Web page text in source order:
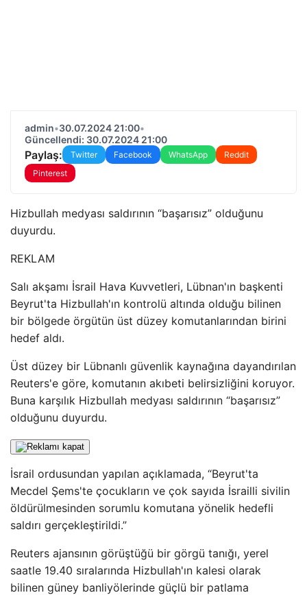
admin•30.07.2024 21:00•
Güncellendi: 30.07.2024 21:00
Paylaş: Twitter Facebook WhatsApp
Reddit
Pinterest
Hizbullah medyası saldırının “başarısız” olduğunu
duyurdu.
REKLAM
Salı akşamı İsrail Hava Kuvvetleri, Lübnan'ın başkenti
Beyrut'ta Hizbullah'ın kontrolü altında olduğu bilinen
bir bölgede örgütün üst düzey komutanlarından birini
hedef aldı.
Üst düzey bir Lübnanlı güvenlik kaynağına dayandırılan
Reuters'e göre, komutanın akıbeti belirsizliğini koruyor.
Buna karşılık Hizbullah medyası saldırının “başarısız”
olduğunu duyurdu.
İsrail ordusundan yapılan açıklamada, “Beyrut'ta
Mecdel Şems'te çocukların ve çok sayıda İsrailli sivilin
öldürülmesinden sorumlu komutana yönelik hedefli
saldırı gerçekleştirildi.”
Reuters ajansının görüştüğü bir görgü tanığı, yerel
saatle 19.40 sıralarında Hizbullah'ın kalesi olarak
bilinen güney banliyölerinde güçlü bir patlama